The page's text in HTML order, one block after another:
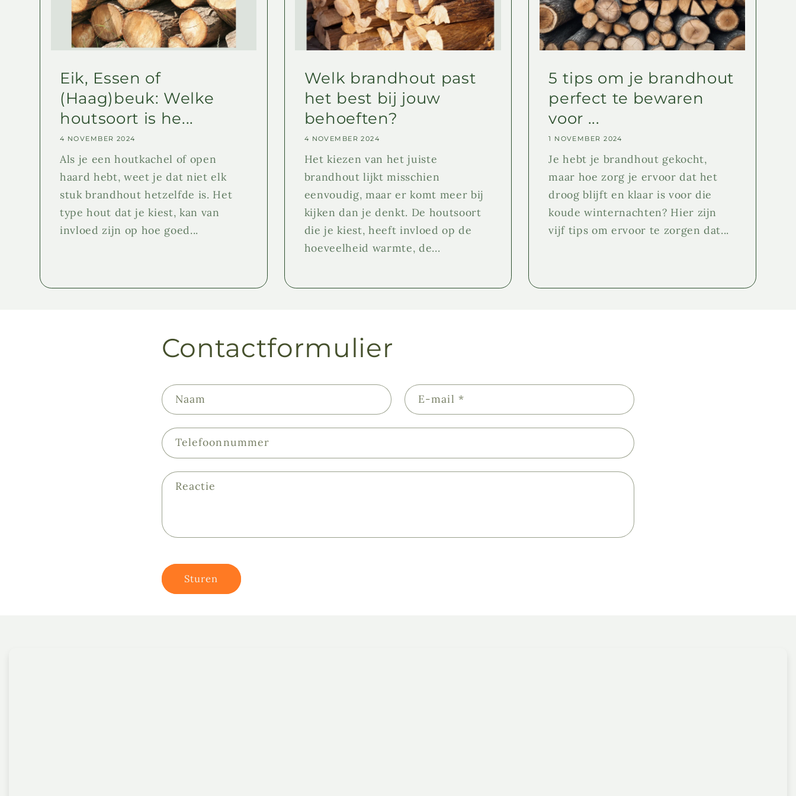
Eik, Essen of
(Haag)beuk: Welke
houtsoort is he...
4 NOVEMBER 2024
Als je een houtkachel of open
haard hebt, weet je dat niet elk
stuk brandhout hetzelfde is. Het
type hout dat je kiest, kan van
invloed zijn op hoe goed...
Welk brandhout past
het best bij jouw
behoeften?
4 NOVEMBER 2024
Het kiezen van het juiste
brandhout lijkt misschien
eenvoudig, maar er komt meer bij
kijken dan je denkt. De houtsoort
die je kiest, heeft invloed op de
hoeveelheid warmte, de...
5 tips om je brandhout
perfect te bewaren
voor ...
1 NOVEMBER 2024
Je hebt je brandhout gekocht,
maar hoe zorg je ervoor dat het
droog blijft en klaar is voor die
koude winternachten? Hier zijn
vijf tips om ervoor te zorgen dat...
Contactformulier
Naam E‑mail *
Telefoonnummer
Reactie
Sturen